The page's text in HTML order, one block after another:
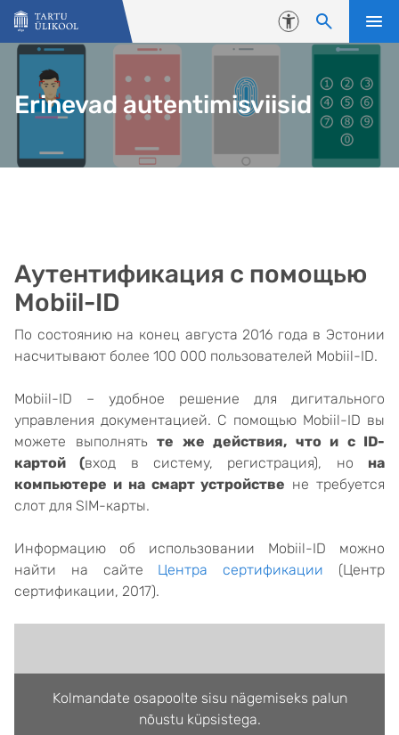
Liigu edasi põhisisu juurde
Juurdepääsetavus
Erinevad autentimisviisid
Аутентификация с помощью
Mobiil-ID
По состоянию на конец августа 2016 года в Эстонии
насчитывают более 100 000 пользователей Mobiil-ID.
Mobiil-ID – удобное решение для дигитального
управления документацией. С помощью Mobiil-ID вы
можете выполнять те же действия, что и с ID-
картой (вход в систему, регистрация), но на
компьютере и на смарт устройстве не требуется
слот для SIM-карты.
Информацию об использовании Mobiil-ID можно
найти на сайте Центра сертификации (Центр
сертификации, 2017).
Kolmandate osapoolte sisu nägemiseks palun
nõustu küpsistega.